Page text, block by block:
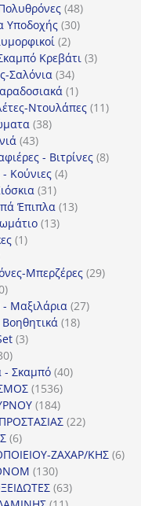
προϊόντα
4848
προϊόντα
Υποδοχής 3030
22
προϊόντα
Κρεβάτι 33
Σαλόνια 3434
προϊόντα
11
προϊόν
Ντουλάπες 1111
3838
4343
προϊόντα
- Βιτρίνες 88
Κούνιες 44
3131
προϊόντα
Έπιπλα 1313
1313
11
Μπερζέρες 2929
30
προϊόντα
Μαξιλάρια 2727
1818
33
30
προϊόντα
- Σκαμπό 4040
15361536
προϊόντα
184184
προϊόντα
2222
66
προϊόνταΖΑΧΑΡ/ΚΗΣ 66
130130
προϊόντα
6363